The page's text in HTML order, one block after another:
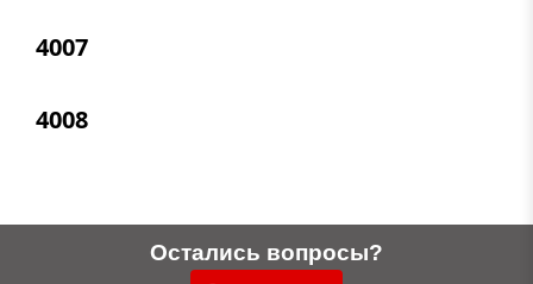
4007
4008
Остались вопросы?